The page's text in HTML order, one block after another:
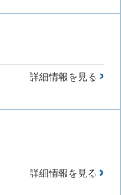
詳細情報を見る
詳細情報を見る